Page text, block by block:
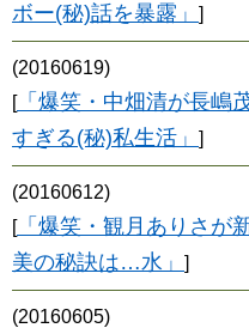
ボー(秘)話を暴露」 ]
(20160619)
[「爆笑・中畑清が長嶋
すぎる(秘)私生活」 ]
(20160612)
[「爆笑・観月ありさが
美の秘訣は…水」 ]
(20160605)